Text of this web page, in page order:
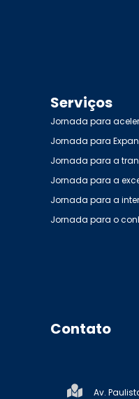
Serviços
Jornada para
Jornada para
Jornada para a
Jornada para a
Jornada para a
Jornada para o
Contato
Av.